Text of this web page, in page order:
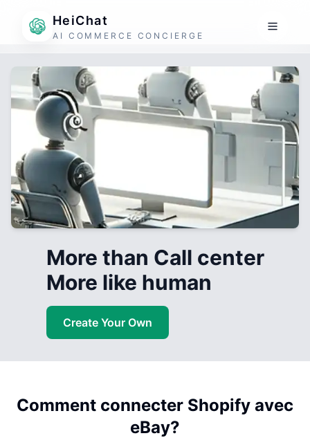
HeiChat
AI COMMERCE CONCIERGE
More than Call center
More like human
Create Your Own
Comment connecter Shopify avec
eBay?